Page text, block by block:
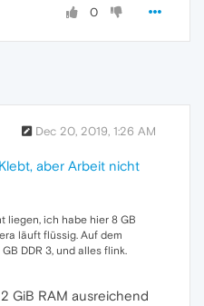
0
Dec 20, 2019, 1:26 AM
aber Arbeit nicht
liegen, ich habe hier 8 GB
läuft flüssig. Auf dem
DDR 3, und alles flink.
GiB RAM ausreichend